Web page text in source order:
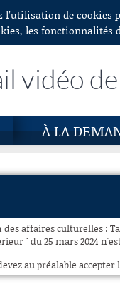
de
les
vidéo
À LA
des affaires culturelles :
" du 25 mars 2024
au préalable